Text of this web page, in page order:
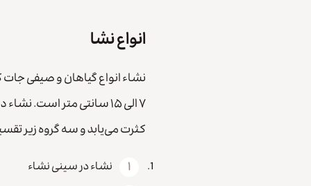
انواع نشا
نشاء انواع گیاهان و صیفی‌
۷ الی ۱۵ سانتی متر
کثرت می‌یابد و سه گروه زیر
نشاء در سینی نشاء